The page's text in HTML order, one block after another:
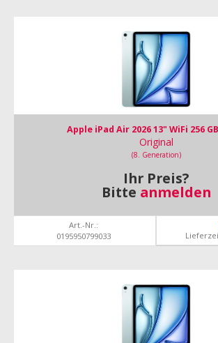
Apple iPad Air 2026 13" WiFi 256
Original
(8. Generation)
Ihr Preis?
Bitte anmelden
Art.-Nr.:
0195950799033